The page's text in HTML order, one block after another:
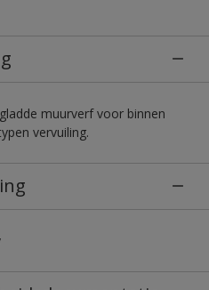
muurverf voor binnen
vervuiling.